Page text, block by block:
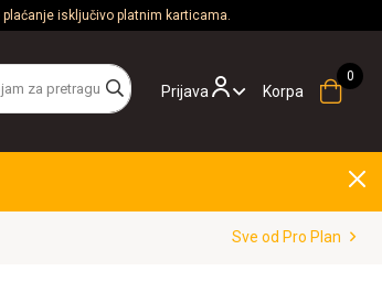
isključivo platnim karticama.
Prijava Korpa
Sve od Pro Plan